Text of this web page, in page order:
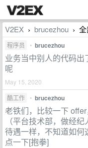
V2EX › brucezhou ›
程序员 • brucezhou
业务当中别人的代码
呢
May 15, 2020
酷工作
• brucezhou
老铁们，比较一下
（平台技术部，做经
待遇一样，不知道如
点一下[抱拳]